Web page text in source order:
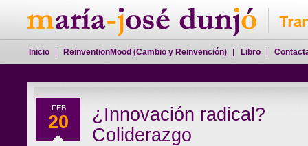
FEB
20
¿Innovación radical?
Coliderazgo
Inicio ReinventionMood (Cambio y Reinvención) Libro